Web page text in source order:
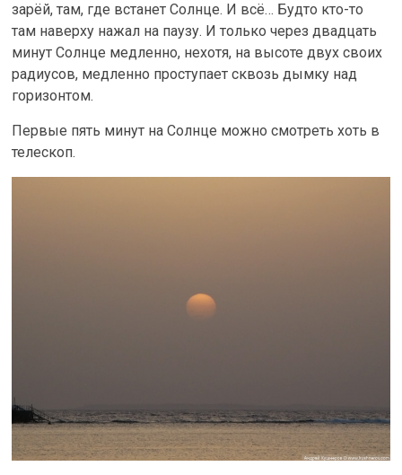
зарёй, там, где встанет Солнце. И всё… Будто кто-то
там наверху нажал на паузу. И только через двадцать
минут Солнце медленно, нехотя, на высоте двух своих
радиусов, медленно проступает сквозь дымку над
горизонтом.
Первые пять минут на Солнце можно смотреть хоть в
телескоп.